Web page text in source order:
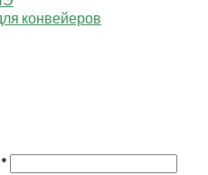
конвейеров
*